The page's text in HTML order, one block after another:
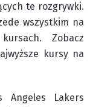
te rozgrywki.
wszystkim na
Zobacz
kursy na
Angeles Lakers